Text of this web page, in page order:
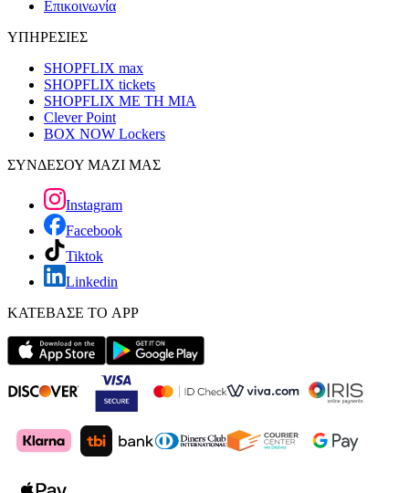
Επικοινωνία
ΥΠΗΡΕΣΙΕΣ
SHOPFLIX max
SHOPFLIX tickets
SHOPFLIX ΜΕ ΤΗ ΜΙΑ
Clever Point
BOX NOW Lockers
ΣΥΝΔΕΣΟΥ ΜΑΖΙ ΜΑΣ
Instagram
Facebook
Tiktok
Linkedin
ΚΑΤΕΒΑΣΕ ΤΟ APP